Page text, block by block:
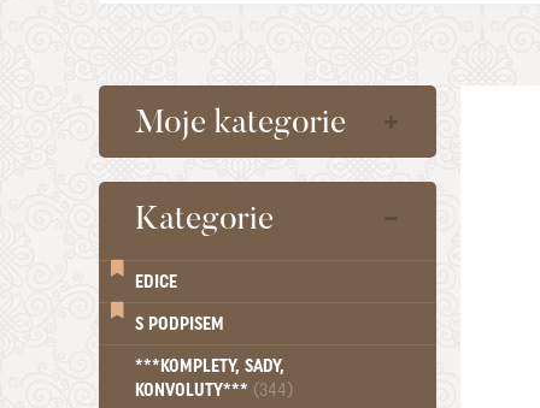
Moje kategorie
Kategorie
EDICE
S PODPISEM
***KOMPLETY, SADY,
KONVOLUTY*** (344)